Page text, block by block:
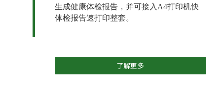
生成健康体检报告，并可接入A4打印机快
体检报告速打印整套。
了解更多